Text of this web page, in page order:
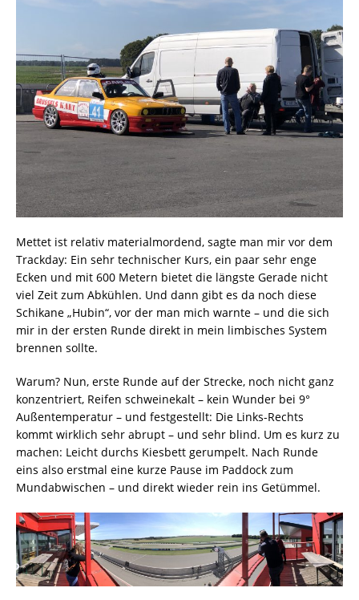
Mettet ist relativ materialmordend, sagte man mir vor dem
Trackday: Ein sehr technischer Kurs, ein paar sehr enge
Ecken und mit 600 Metern bietet die längste Gerade nicht
viel Zeit zum Abkühlen. Und dann gibt es da noch diese
Schikane „Hubin“, vor der man mich warnte – und die sich
mir in der ersten Runde direkt in mein limbisches System
brennen sollte.
Warum? Nun, erste Runde auf der Strecke, noch nicht ganz
konzentriert, Reifen schweinekalt – kein Wunder bei 9°
Außentemperatur – und festgestellt: Die Links-Rechts
kommt wirklich sehr abrupt – und sehr blind. Um es kurz zu
machen: Leicht durchs Kiesbett gerumpelt. Nach Runde
eins also erstmal eine kurze Pause im Paddock zum
Mundabwischen – und direkt wieder rein ins Getümmel.